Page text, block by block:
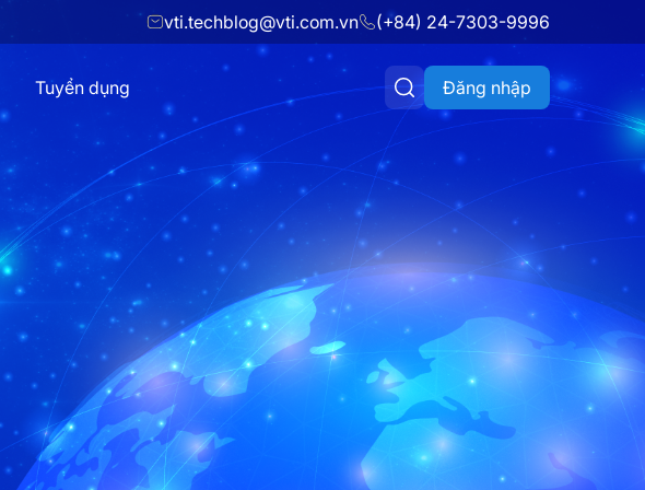
vti.techblog@vti.com.vn (+84) 24-7303-9996
Tuyển dụng Đăng nhập